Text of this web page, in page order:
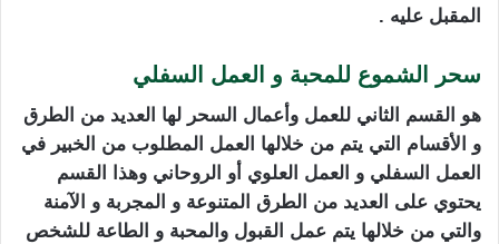
المقبل عليه .
سحر الشموع للمحبة و العمل السفلي
هو القسم الثاني للعمل وأعمال السحر لها العديد من الطرق
و الأقسام التي يتم من خلالها العمل المطلوب من الخبير في
العمل السفلي و العمل العلوي أو الروحاني وهذا القسم
يحتوي على العديد من الطرق المتنوعة و المجربة و الآمنة
والتي من خلالها يتم عمل القبول والمحبة و الطاعة للشخص